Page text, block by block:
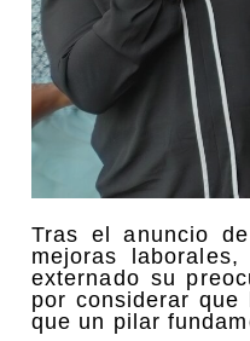
Tras el anuncio
mejoras
externado su
por considerar
que un pilar